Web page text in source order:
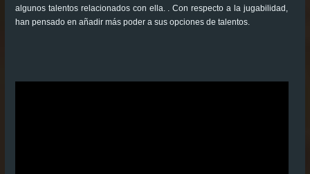
algunos talentos relacionados con ella. . Con respecto a la jugabilidad,
han pensado en añadir más poder a sus opciones de talentos.